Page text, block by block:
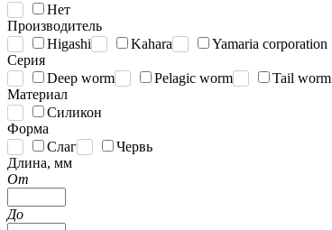
Нет
Производитель
Higashi
Kahara
Yamaria corporation
Серия
Deep worm
Pelagic worm
Tail worm
Материал
Силикон
Форма
Слаг
Червь
Длина, мм
От
До